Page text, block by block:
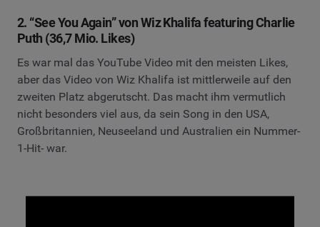
2. “See You Again” von Wiz Khalifa featuring Charlie
Puth (36,7 Mio. Likes)
Es war mal das YouTube Video mit den meisten Likes,
aber das Video von Wiz Khalifa ist mittlerweile auf den
zweiten Platz abgerutscht. Das macht ihm vermutlich
nicht besonders viel aus, da sein Song in den USA,
Großbritannien, Neuseeland und Australien ein Nummer-
1-Hit- war.